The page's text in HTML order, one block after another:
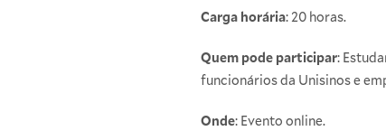
Carga horária: 20 horas.
Quem pode participar:
funcionários da Unisinos e
Onde: Evento online.